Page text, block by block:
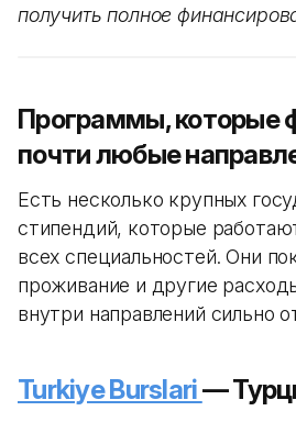
получить полное
Программы, которые
почти любые
Есть несколько крупных
стипендий, которые
всех специальностей. Они
проживание и другие
внутри направлений сильно
Turkiye Burslari—